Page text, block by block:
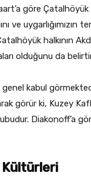
göre Çatalhöyük
ve
halkının
olduğunu da
kabul
görür ki, Kuzey
Diakonoff’a